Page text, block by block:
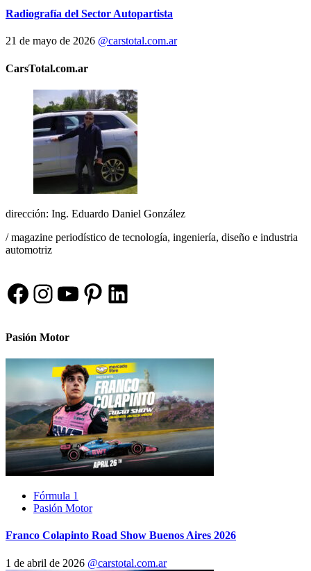
Radiografía del Sector Autopartista
21 de mayo de 2026 @carstotal.com.ar
CarsTotal.com.ar
dirección: Ing. Eduardo Daniel González
/ magazine periodístico de tecnología, ingeniería, diseño e industria
automotriz
Facebook
Instagram
YouTube
Pinterest
LinkedIn
Pasión Motor
Fórmula 1
Pasión Motor
Franco Colapinto Road Show Buenos Aires 2026
1 de abril de 2026 @carstotal.com.ar